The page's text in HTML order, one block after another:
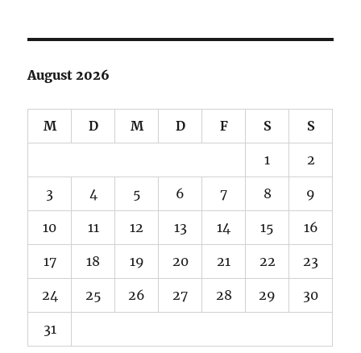
August 2026
M D M D F S S
1 2
3 4 5 6 7 8 9
10 11 12 13 14 15 16
17 18 19 20 21 22 23
24 25 26 27 28 29 30
31